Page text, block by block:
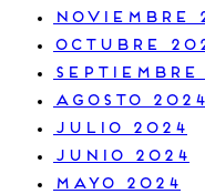
noviembre
octubre
septiembre
agosto 2024
julio 2024
junio 2024
mayo 2024